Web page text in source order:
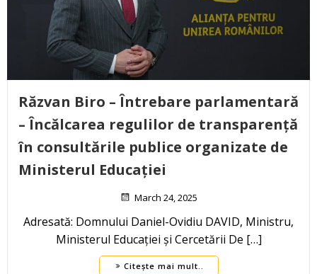
Răzvan Biro – Întrebare parlamentară
– Încălcarea regulilor de transparență
în consultările publice organizate de
Ministerul Educației
March 24, 2025
Adresată: Domnului Daniel-Ovidiu DAVID, Ministru,
Ministerul Educației și Cercetării De […]
Citește mai mult..